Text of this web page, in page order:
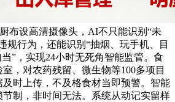
布设高清摄像头，AI不只能识别“未
规行为，还能识别“抽烟、玩手机、目
”，实现24小时无死角智能监管。食
，对农药残留、微生物等100多项目
时上传，不及格食材当即预警。智能
制，非时间无法。系统从动记实留样